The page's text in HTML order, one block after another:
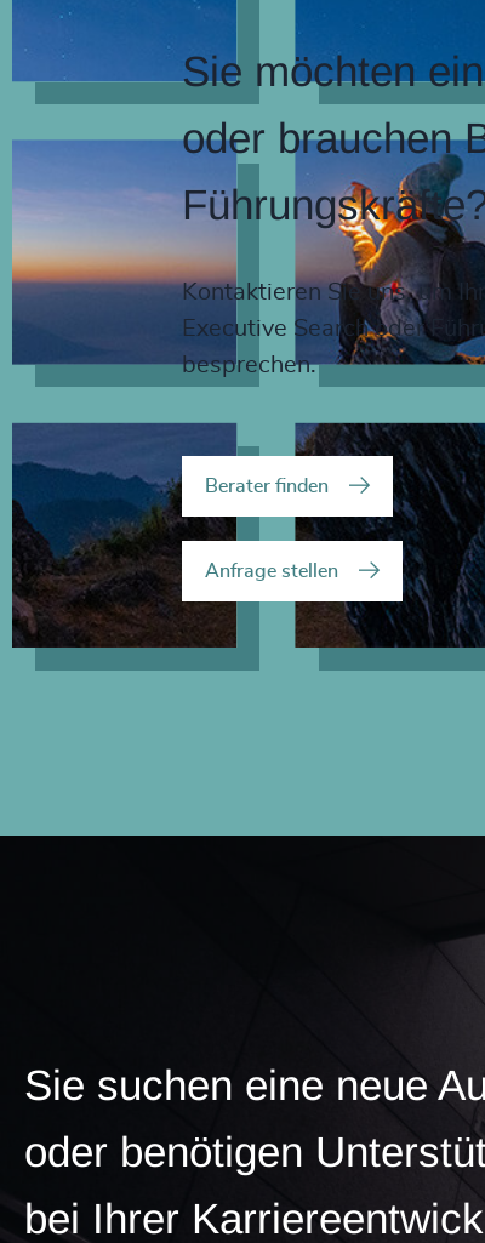
Sie möchten
oder brauchen
Kontaktieren Sie uns, um
Executive Search oder
besprechen.
Berater finden
Anfrage stellen
Sie suchen eine neue
oder benötigen
bei Ihrer